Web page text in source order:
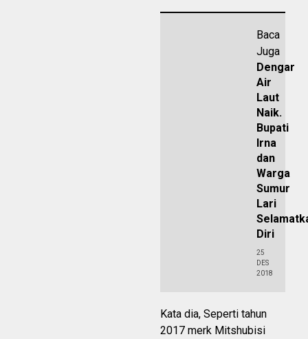
Baca
Juga
Dengar
Air
Laut
Naik.
Bupati
Irna
dan
Warga
Sumur
Lari
Diri
25
DES
2018
Kata dia, Seperti tahun
2017 merk Mitshubisi